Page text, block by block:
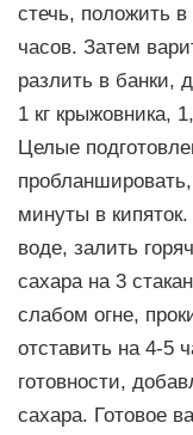
стечь, положить
часов. Затем
разлить в банки,
1 кг крыжовника,
Целые
минуты в
воде, залить
сахара на 3
слабом огне,
отставить на 4-5
готовности,
сахара. Готовое